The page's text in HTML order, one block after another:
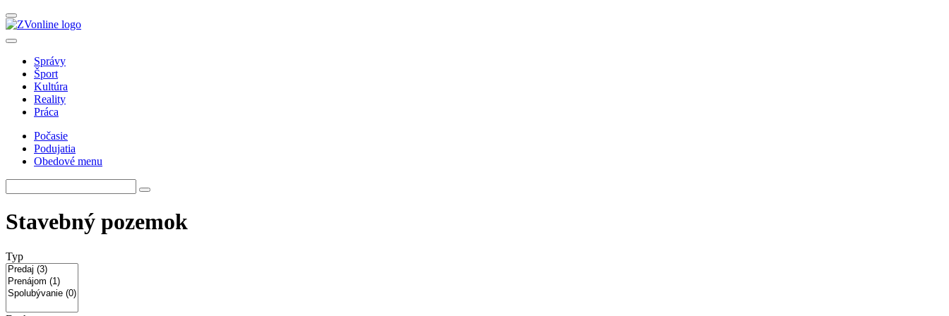
Správy
Šport
Kultúra
Reality
Práca
Počasie
Podujatia
Obedové menu
Stavebný pozemok
Typ